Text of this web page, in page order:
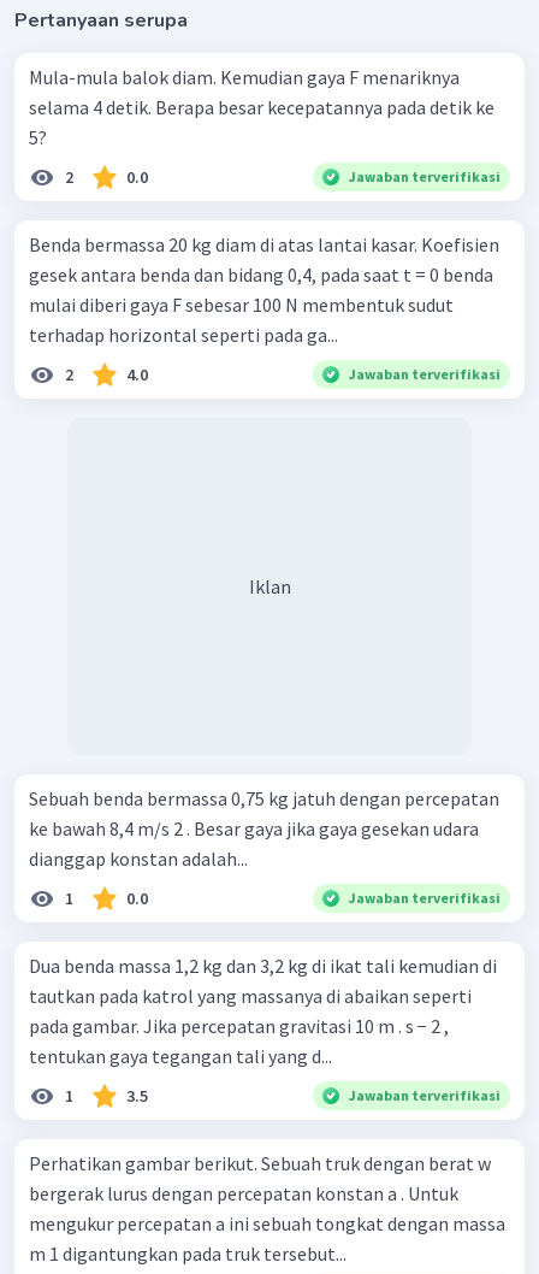
Pertanyaan serupa
Mula-mula balok diam. Kemudian gaya F menariknya
selama 4 detik. Berapa besar kecepatannya pada detik ke
5?
2 0.0 Jawaban terverifikasi
Benda bermassa 20 kg diam di atas lantai kasar. Koefisien
gesek antara benda dan bidang 0,4, pada saat t = 0 benda
mulai diberi gaya F sebesar 100 N membentuk sudut
terhadap horizontal seperti pada ga...
2 4.0 Jawaban terverifikasi
Iklan
Sebuah benda bermassa 0,75 kg jatuh dengan percepatan
ke bawah 8,4 m/s 2 . Besar gaya jika gaya gesekan udara
dianggap konstan adalah...
1 0.0 Jawaban terverifikasi
Dua benda massa 1,2 kg dan 3,2 kg di ikat tali kemudian di
tautkan pada katrol yang massanya di abaikan seperti
pada gambar. Jika percepatan gravitasi 10 m . s − 2 ,
tentukan gaya tegangan tali yang d...
1 3.5 Jawaban terverifikasi
Perhatikan gambar berikut. Sebuah truk dengan berat w
bergerak lurus dengan percepatan konstan a . Untuk
mengukur percepatan a ini sebuah tongkat dengan massa
m 1 digantungkan pada truk tersebut...